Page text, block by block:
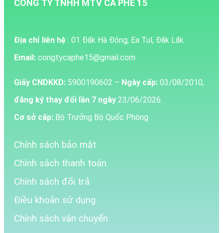
CÔNG TY TNHH MTV CÀ PHÊ 15
Địa chỉ liên hệ : 01 Đăk Hà Đông, Ea Tul, Đăk Lăk
Email: congtycaphe15@gmail.com
Giấy CNDKKD: 5900190602 – Ngày cấp: 03/08/2010,
đăng ký thay đổi lần 7 ngày 23/06/2026.
Cơ sở cấp: Bộ Trưởng Bộ Quốc Phòng
Chính sách bảo mật
Chính sách thanh toán
Chính sách đổi trả
Điều khoản sử dụng
Chính sách vận chuyển